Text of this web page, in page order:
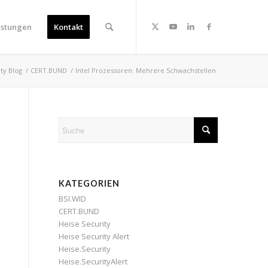
Kontakt
Blog / CERT.BUND / Intel Prozessoren: Mehrere Schwachstellen
KATEGORIEN
BSI.WID
CERT.BUND
Heise Security
Heise Security Alert
Heise.Security
Heise.SecurityAlert